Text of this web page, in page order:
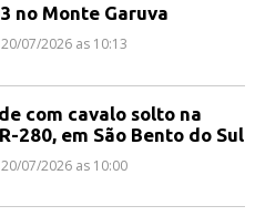
no Monte Garuva
07/2026 as 10:13
com cavalo solto na
280, em São Bento do Sul
07/2026 as 10:00